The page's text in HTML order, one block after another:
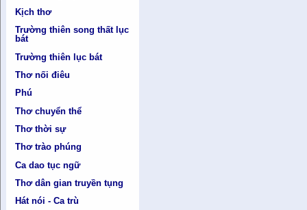
Kịch thơ
Trường thiên song thất lục
bát
Trường thiên lục bát
Thơ nối điêu
Phú
Thơ chuyển thể
Thơ thời sự
Thơ trào phúng
Ca dao tục ngữ
Thơ dân gian truyền tụng
Hát nói - Ca trù